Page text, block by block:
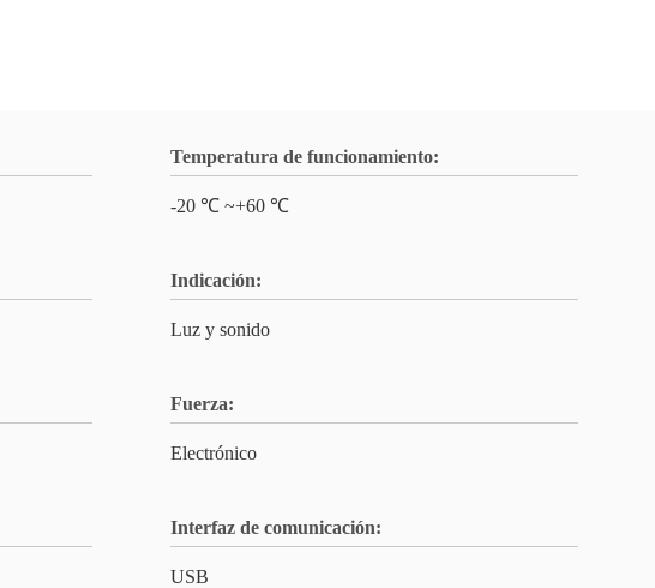
Temperatura de funcionamiento:
-20 ℃ ~+60 ℃
Indicación:
Luz y sonido
Fuerza:
Electrónico
Interfaz de comunicación:
USB